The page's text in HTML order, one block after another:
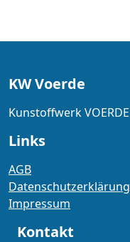
KW Voerde
Kunstoffwerk VOERDE
Links
AGB
Datenschutzerklärung
Impressum
Kontakt